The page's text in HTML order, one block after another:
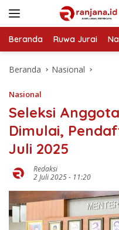
Beranda Ruwa Jurai
Beranda Nasional
Nasional
Seleksi
Dimulai,
Juli 2025
Redaksi
2 Juli 2025 - 11:20